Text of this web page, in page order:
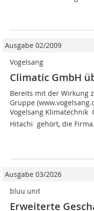
Ausgabe 02/2009
Vogelsang
Climatic GmbH
Bereits mit der Wirkung
Gruppe
Vogelsang Klimatechnik
Hitachi  gehört, die
Ausgabe 03/2026
bluu unit
Erweiterte